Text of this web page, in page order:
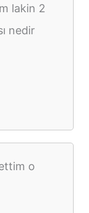
lakin 2
nedir
o